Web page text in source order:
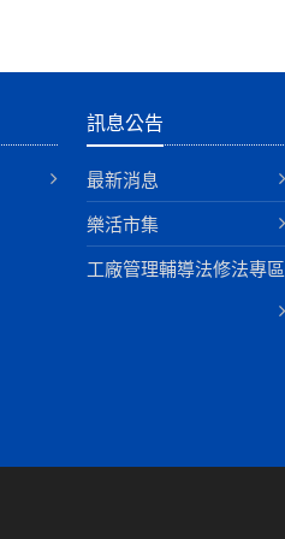
訊息公告
最新消息
樂活市集
工廠管理輔導法修法專區